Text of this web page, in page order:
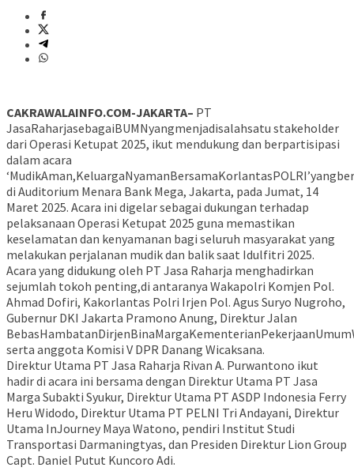
CAKRAWALAINFO.COM-JAKARTA– PT
JasaRaharjasebagaiBUMNyangmenjadisalahsatu stakeholder
dari Operasi Ketupat 2025, ikut mendukung dan berpartisipasi
dalam acara
di Auditorium Menara Bank Mega, Jakarta, pada Jumat, 14
Maret 2025. Acara ini digelar sebagai dukungan terhadap
pelaksanaan Operasi Ketupat 2025 guna memastikan
keselamatan dan kenyamanan bagi seluruh masyarakat yang
melakukan perjalanan mudik dan balik saat Idulfitri 2025.
Acara yang didukung oleh PT Jasa Raharja menghadirkan
sejumlah tokoh penting,di antaranya Wakapolri Komjen Pol.
Ahmad Dofiri, Kakorlantas Polri Irjen Pol. Agus Suryo Nugroho,
Gubernur DKI Jakarta Pramono Anung, Direktur Jalan
serta anggota Komisi V DPR Danang Wicaksana.
Direktur Utama PT Jasa Raharja Rivan A. Purwantono ikut
hadir di acara ini bersama dengan Direktur Utama PT Jasa
Marga Subakti Syukur, Direktur Utama PT ASDP Indonesia Ferry
Heru Widodo, Direktur Utama PT PELNI Tri Andayani, Direktur
Utama InJourney Maya Watono, pendiri Institut Studi
Transportasi Darmaningtyas, dan Presiden Direktur Lion Group
Capt. Daniel Putut Kuncoro Adi.